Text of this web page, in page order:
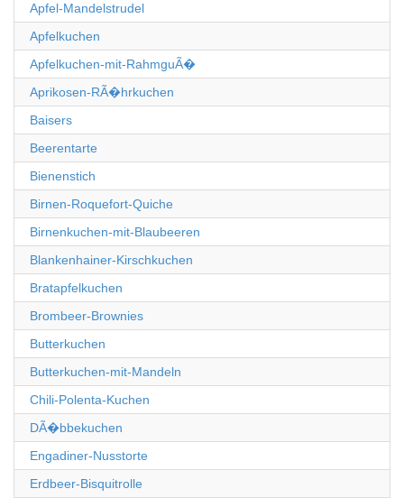
Apfel-Mandelstrudel
Apfelkuchen
Apfelkuchen-mit-RahmguÃ�
Aprikosen-RÃ�hrkuchen
Baisers
Beerentarte
Bienenstich
Birnen-Roquefort-Quiche
Birnenkuchen-mit-Blaubeeren
Blankenhainer-Kirschkuchen
Bratapfelkuchen
Brombeer-Brownies
Butterkuchen
Butterkuchen-mit-Mandeln
Chili-Polenta-Kuchen
DÃ�bbekuchen
Engadiner-Nusstorte
Erdbeer-Bisquitrolle